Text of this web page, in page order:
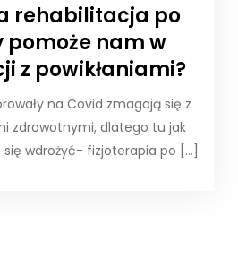
rehabilitacja po
pomoże nam w
z powikłaniami?
na Covid zmagają się z
zdrowotnymi, dlatego tu jak
się wdrożyć- fizjoterapia po […]